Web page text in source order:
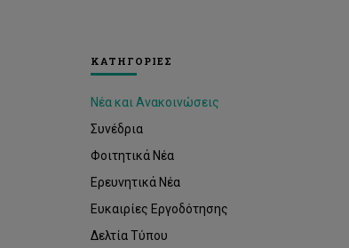
ΚΑΤΗΓΟΡΙΕΣ
Νέα και Ανακοινώσεις
Συνέδρια
Φοιτητικά Νέα
Ερευνητικά Νέα
Ευκαιρίες Εργοδότησης
Δελτία Τύπου